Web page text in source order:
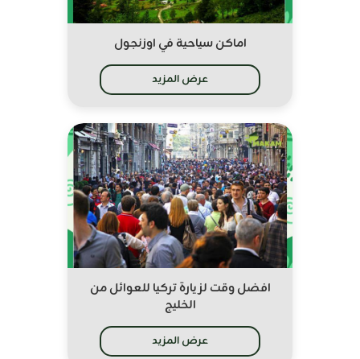
اماكن سياحية في اوزنجول
عرض المزيد
افضل وقت لزيارة تركيا للعوائل من
الخليج
عرض المزيد